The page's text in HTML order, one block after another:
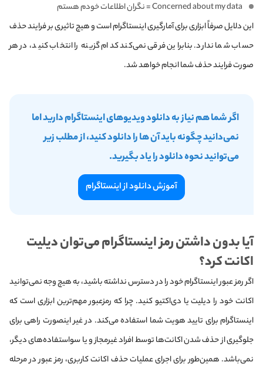
Concerned about my data = نگران اطلاعات خودم هستم
این دلایل صرفاً ابزاری برای آمارگیری اینستاگرام است و هیچ تاثیری بر فرایند حذف
حساب شما ندارد. بنابراین فرقی نمی‌کند کدام گزینه را انتخاب کنید، در هر
صورت فرایند حذف شما انجام خواهد شد.
اگر شما هم نیاز به دانلود ویدیوهای اینستاگرام دارید اما
نمی‌دانید چگونه باید آن ها را دانلود کنید، از مطلب زیر
می‌توانید نحوه دانلود را یاد بگیرید.
آموزش دانلود از اینستاگرام
آیا بدون داشتن رمز اینستاگرام می‌توان دیلیت
اکانت کرد؟
اگر رمز عبور اینستاگرام خود را در دسترس نداشته باشید، به هیچ وجه نمی‌توانید
اکانت خود را دیلیت یا دی‌اکتیو کنید. چرا که رمزعبور مهم‌ترین ابزاری است که
اینستاگرام برای تایید هویت شما استفاده می‌کند. در غیر اینصورت راهی برای
جلوگیری از حذف شدن اکانت‌‌ها توسط افراد غیرمجاز و یا سواستفاده‌های دیگر،
نمی‌باشد. همین‌طور برای اجرای عملیات حذف اکانت کاربری، رمز عبور در مرحله